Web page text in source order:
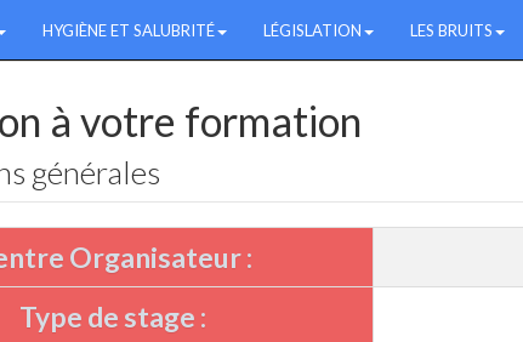
HYGIÈNE ET SALUBRITÉ LÉGISLATION LES BRUITS
à votre formation
générales
Organisateur :
Type de stage :